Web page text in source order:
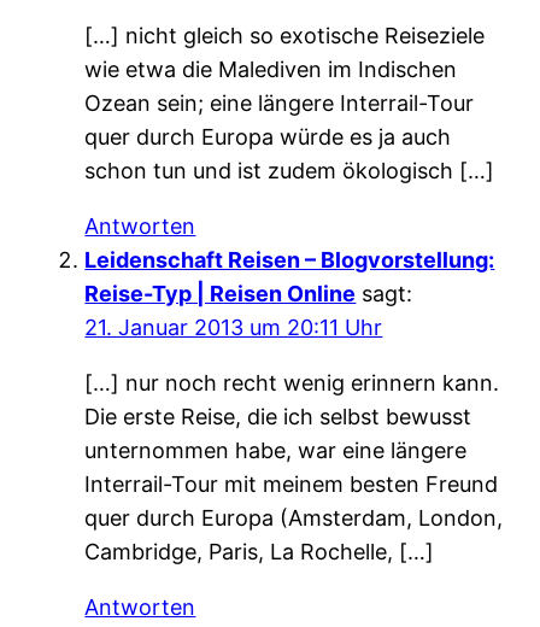
[…] nicht gleich so exotische Reiseziele
wie etwa die Malediven im Indischen
Ozean sein; eine längere Interrail-Tour
quer durch Europa würde es ja auch
schon tun und ist zudem ökologisch […]
Antworten
Leidenschaft Reisen – Blogvorstellung:
Reise-Typ | Reisen Online sagt:
21. Januar 2013 um 20:11 Uhr
[…] nur noch recht wenig erinnern kann.
Die erste Reise, die ich selbst bewusst
unternommen habe, war eine längere
Interrail-Tour mit meinem besten Freund
quer durch Europa (Amsterdam, London,
Cambridge, Paris, La Rochelle, […]
Antworten